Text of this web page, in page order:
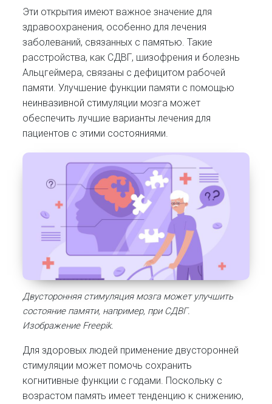
Эти открытия имеют важное значение для
здравоохранения, особенно для лечения
заболеваний, связанных с памятью. Такие
расстройства, как СДВГ, шизофрения и болезнь
Альцгеймера, связаны с дефицитом рабочей
памяти. Улучшение функции памяти с помощью
неинвазивной стимуляции мозга может
обеспечить лучшие варианты лечения для
пациентов с этими состояниями.
Двусторонняя стимуляция мозга может улучшить
состояние памяти, например, при СДВГ.
Изображение Freepik.
Для здоровых людей применение двусторонней
стимуляции может помочь сохранить
когнитивные функции с годами. Поскольку с
возрастом память имеет тенденцию к снижению,